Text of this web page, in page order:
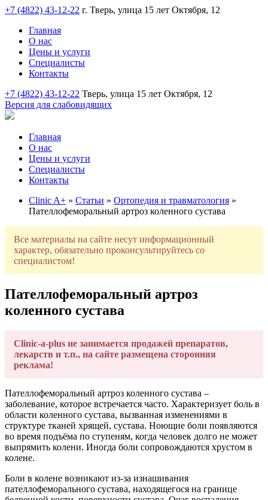
+7 (4822) 43-12-22 г. Тверь, улица 15 лет Октября, 12
Главная
О нас
Цены и услуги
Специалисты
Контакты
+7 (4822) 43-12-22 Тверь, улица 15 лет Октября, 12
Версия для слабовидящих
Главная
О нас
Цены и услуги
Специалисты
Контакты
Clinic A+ » Статьи » Ортопедия и травматология »
Пателлофеморальный артроз коленного сустава
Все материалы на сайте несут информационный
характер, обязательно проконсультируйтесь со
специалистом!
Пателлофеморальный артроз
коленного сустава
Clinic-a-plus не занимается продажей препаратов,
лекарств и т.п., на сайте размещена сторонняя
реклама!
Пателлофеморальный артроз коленного сустава –
заболевание, которое встречается часто. Характеризует боль в
области коленного сустава, вызванная изменениями в
структуре тканей хрящей, сустава. Ноющие боли появляются
во время подъёма по ступеням, когда человек долго не может
выпрямить колени. Иногда боли сопровождаются хрустом в
колене.
Боли в колене возникают из-за изнашивания
пателлофеморального сустава, находящегося на границе